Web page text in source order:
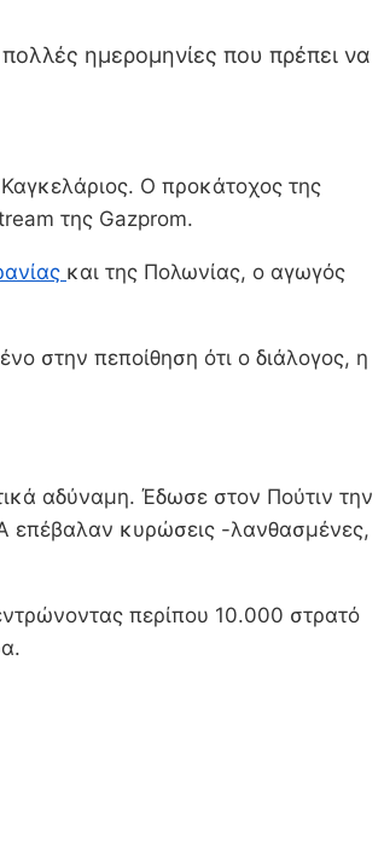
ημερομηνίες που πρέπει να
Ο προκάτοχος της
της Gazprom.
και της Πολωνίας, ο αγωγός
στην πεποίθηση ότι ο διάλογος, η
αδύναμη. Έδωσε στον Πούτιν την
επέβαλαν κυρώσεις -λανθασμένες,
περίπου 10.000 στρατό